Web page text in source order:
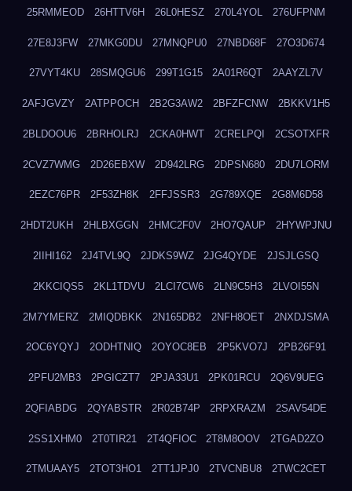
25RMMEOD 26HTTV6H 26L0HESZ 270L4YOL 276UFPNM
27E8J3FW 27MKG0DU 27MNQPU0 27NBD68F 27O3D674
27VYT4KU 28SMQGU6 299T1G15 2A01R6QT 2AAYZL7V
2AFJGVZY 2ATPPOCH 2B2G3AW2 2BFZFCNW 2BKKV1H5
2BLDOOU6 2BRHOLRJ 2CKA0HWT 2CRELPQI 2CSOTXFR
2CVZ7WMG 2D26EBXW 2D942LRG 2DPSN680 2DU7LORM
2EZC76PR 2F53ZH8K 2FFJSSR3 2G789XQE 2G8M6D58
2HDT2UKH 2HLBXGGN 2HMC2F0V 2HO7QAUP 2HYWPJNU
2IIHI162 2J4TVL9Q 2JDKS9WZ 2JG4QYDE 2JSJLGSQ
2KKCIQS5 2KL1TDVU 2LCI7CW6 2LN9C5H3 2LVOI55N
2M7YMERZ 2MIQDBKK 2N165DB2 2NFH8OET 2NXDJSMA
2OC6YQYJ 2ODHTNIQ 2OYOC8EB 2P5KVO7J 2PB26F91
2PFU2MB3 2PGICZT7 2PJA33U1 2PK01RCU 2Q6V9UEG
2QFIABDG 2QYABSTR 2R02B74P 2RPXRAZM 2SAV54DE
2SS1XHM0 2T0TIR21 2T4QFIOC 2T8M8OOV 2TGAD2ZO
2TMUAAY5 2TOT3HO1 2TT1JPJ0 2TVCNBU8 2TWC2CET